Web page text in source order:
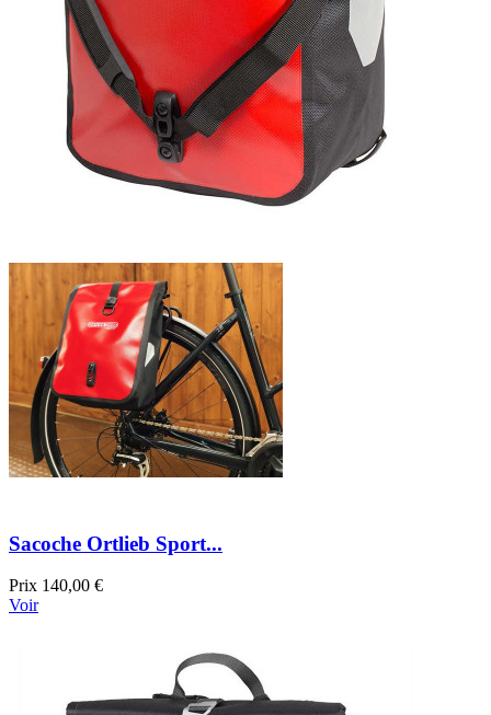
Sacoche Ortlieb Sport...
Prix 140,00 €
Voir